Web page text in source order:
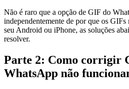
Não é raro que a opção de GIF do
independentemente de por que os
seu Android ou iPhone, as soluções
resolver.
Parte 2: Como corrigir
WhatsApp não